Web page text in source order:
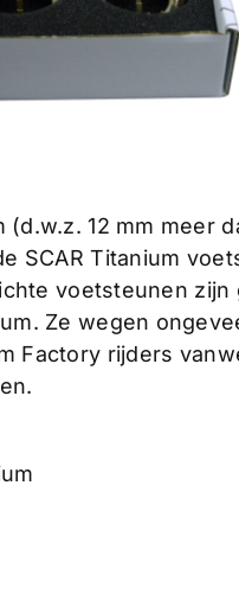
12 mm meer
SCAR Titanium
voetsteunen zijn
Ze wegen
Factory rijders